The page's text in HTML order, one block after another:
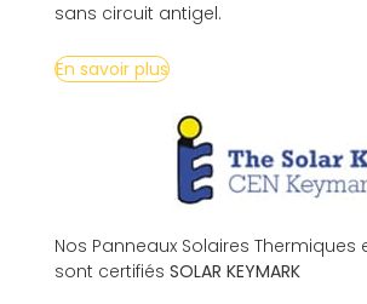
sans circuit antigel.
En savoir plus
Nos Panneaux Solaires
sont certifiés SOLAR KEYMARK